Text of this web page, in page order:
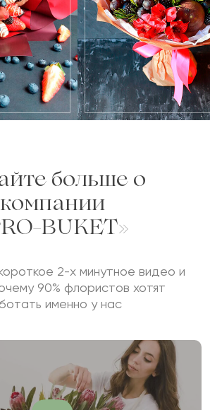
больше о
компании
BUKET»
2-х минутное видео и
90% флористов хотят
именно у нас